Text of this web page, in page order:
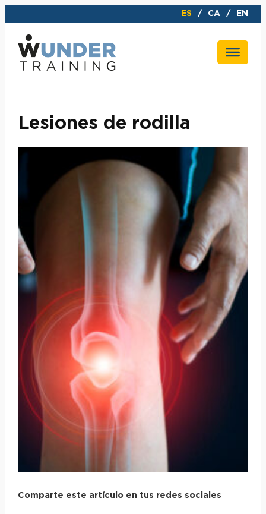
al
contenido
ES CA EN
Lesiones de rodilla
Comparte este artículo en tus redes sociales